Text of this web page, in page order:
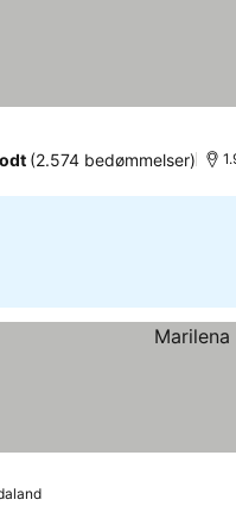
(2.574 bedømmelser)